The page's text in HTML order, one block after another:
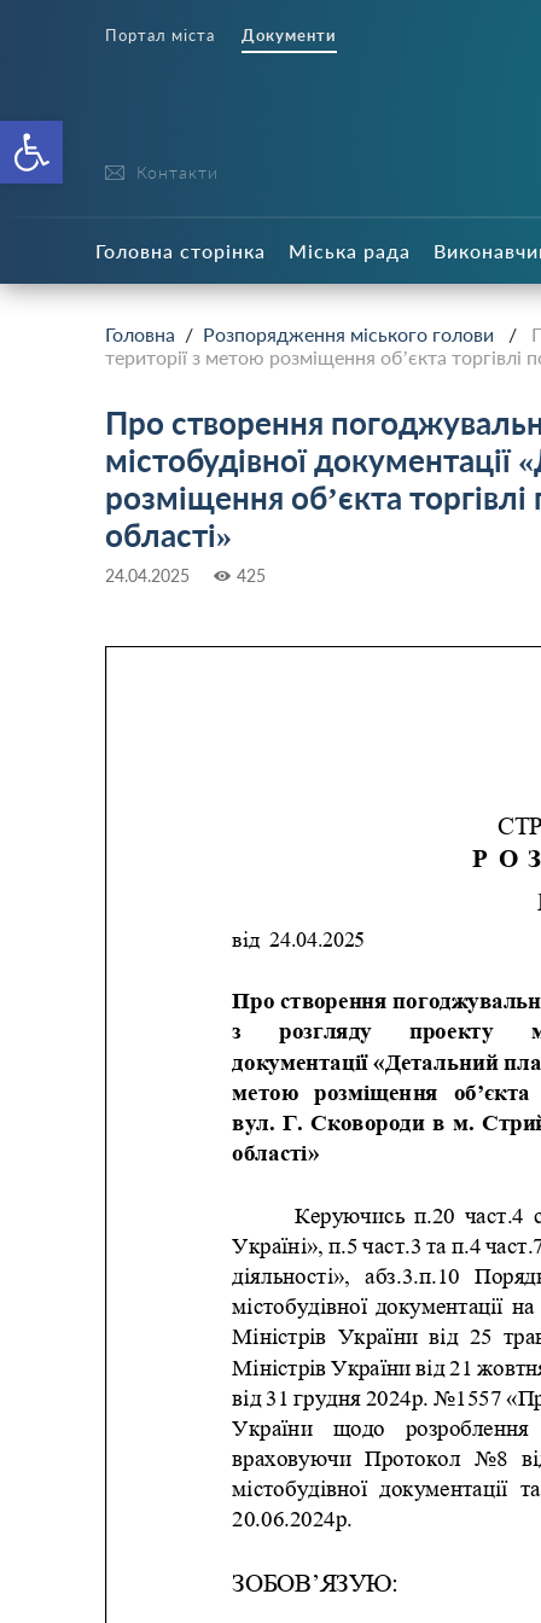
Відкрити Панель
Портал міста Документи
Контакти
Головна сторінка Міська рада
Головна / Розпорядження міського голови /
території з метою розміщення об’єкта
Про створення
містобудівної
розміщення об’єкта
області»
24.04.2025 425